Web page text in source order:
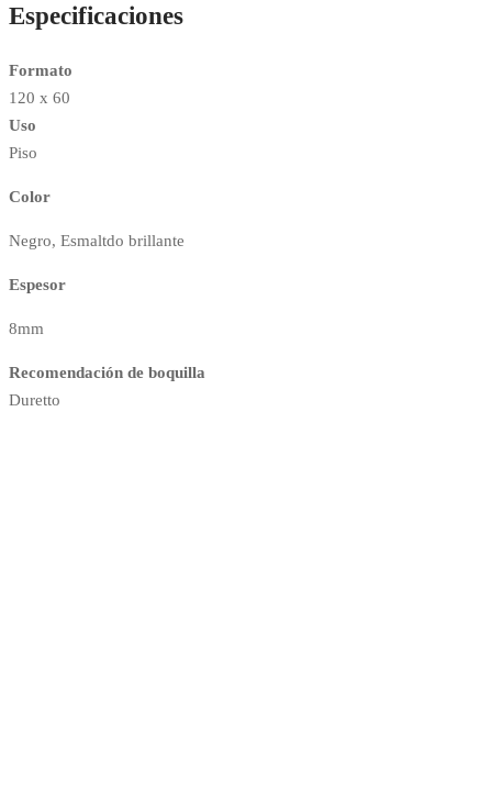
Especificaciones
Formato
120 x 60
Uso
Piso
Color
Negro, Esmaltdo brillante
Espesor
8mm
Recomendación de boquilla
Duretto